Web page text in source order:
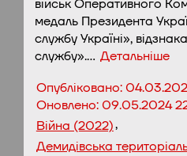
військ Оперативного
медаль Президента
службу Україні»,
службу».… Детальніше
Опубліковано:
Оновлено:09.05.2024
Війна (2022),
Демидівська